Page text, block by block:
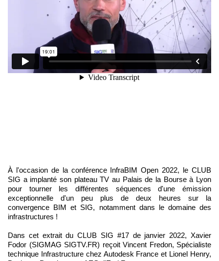
À l'occasion de la conférence InfraBIM Open 2022, le CLUB
SIG a implanté son plateau TV au Palais de la Bourse à Lyon
pour tourner les différentes séquences d'une émission
exceptionnelle d'un peu plus de deux heures sur la
convergence BIM et SIG, notamment dans le domaine des
infrastructures !
Dans cet extrait du CLUB SIG #17 de janvier 2022, Xavier
Fodor (SIGMAG SIGTV.FR) reçoit Vincent Fredon, Spécialiste
technique Infrastructure chez Autodesk France et Lionel Henry,